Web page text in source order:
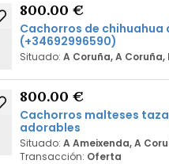
800.00 €
Cachorros de chihuahua
(+34692996590)
Situado: A Coruña, A Coruña,
800.00 €
Cachorros malteses
adorables
Situado: A Ameixenda, A
Transacción: Oferta